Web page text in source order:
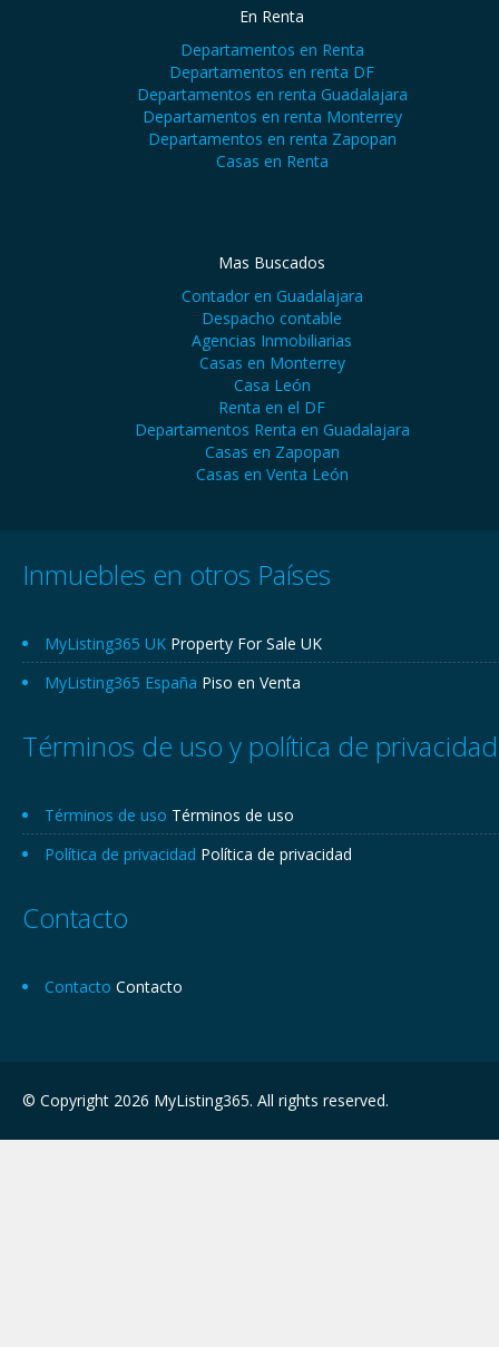
En Renta
Departamentos en Renta
Departamentos en renta DF
Departamentos en renta Guadalajara
Departamentos en renta Monterrey
Departamentos en renta Zapopan
Casas en Renta
Mas Buscados
Contador en Guadalajara
Despacho contable
Agencias Inmobiliarias
Casas en Monterrey
Casa León
Renta en el DF
Departamentos Renta en Guadalajara
Casas en Zapopan
Casas en Venta León
Inmuebles en otros Países
MyListing365 UK Property For Sale UK
MyListing365 España Piso en Venta
Términos de uso y política de privacidad
Términos de uso Términos de uso
Política de privacidad Política de privacidad
Contacto
Contacto Contacto
© Copyright 2026 MyListing365. All rights reserved.